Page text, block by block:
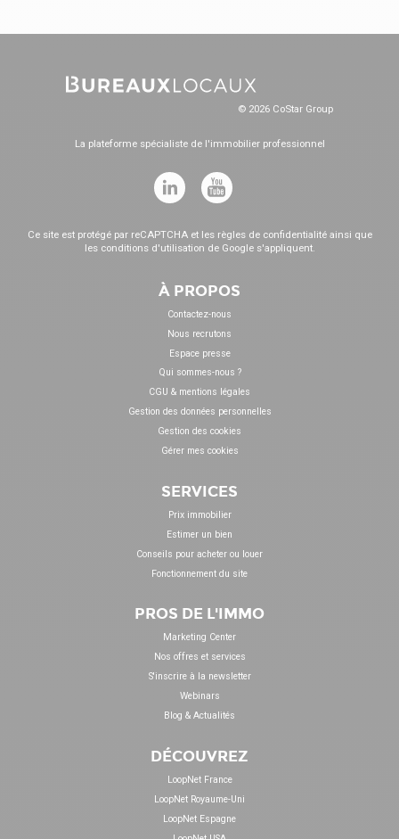
© 2026 CoStar Group
La plateforme spécialiste de l'immobilier professionnel
Ce site est protégé par reCAPTCHA et les règles de confidentialitéainsi que
les conditions d'utilisation de Google s'appliquent.
À PROPOS
Contactez-nous
Nous recrutons
Espace presse
Qui sommes-nous ?
CGU & mentions légales
Gestion des données personnelles
Gestion des cookies
Gérer mes cookies
SERVICES
Prix immobilier
Estimer un bien
Conseils pour acheter ou louer
Fonctionnement du site
PROS DE L'IMMO
Marketing Center
Nos offres et services
S'inscrire à la newsletter
Webinars
Blog & Actualités
DÉCOUVREZ
LoopNet France
LoopNet Royaume-Uni
LoopNet Espagne